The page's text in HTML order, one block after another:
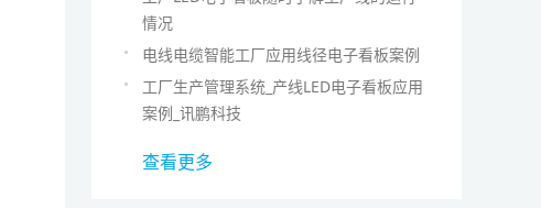
情况
电线电缆智能工厂应用线径电子看板案例
工厂生产管理系统_产线LED电子看板应用
案例_讯鹏科技
查看更多